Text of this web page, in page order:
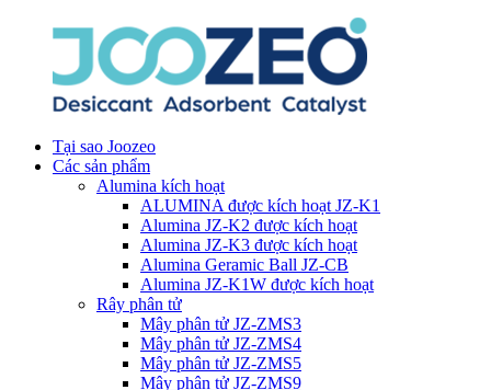
Tại sao Joozeo
Các sản phẩm
Alumina kích hoạt
ALUMINA được kích hoạt JZ-K1
Alumina JZ-K2 được kích hoạt
Alumina JZ-K3 được kích hoạt
Alumina Geramic Ball JZ-CB
Alumina JZ-K1W được kích hoạt
Rây phân tử
Mây phân tử JZ-ZMS3
Mây phân tử JZ-ZMS4
Mây phân tử JZ-ZMS5
Mây phân tử JZ-ZMS9